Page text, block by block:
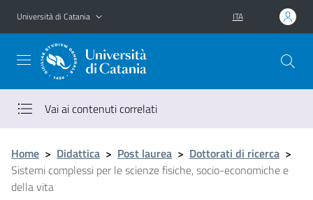
Vai al contenuto principale
Vai al menu di navigazione
Università di Catania ITA
Vai ai contenuti correlati
Home > Didattica > Post laurea > Dottorati di ricerca >
Sistemi complessi per le scienze fisiche, socio-economiche e
della vita